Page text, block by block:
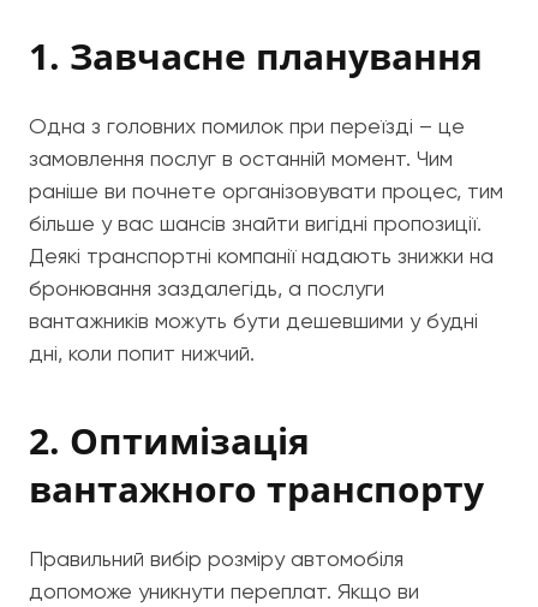
1. Завчасне планування
Одна з головних помилок при переїзді – це
замовлення послуг в останній момент. Чим
раніше ви почнете організовувати процес, тим
більше у вас шансів знайти вигідні пропозиції.
Деякі транспортні компанії надають знижки на
бронювання заздалегідь, а послуги
вантажників можуть бути дешевшими у будні
дні, коли попит нижчий.
2. Оптимізація
вантажного транспорту
Правильний вибір розміру автомобіля
допоможе уникнути переплат. Якщо ви